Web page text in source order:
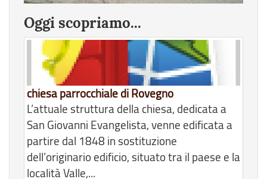
Oggi scopriamo...
chiesa parrocchiale di Rovegno
L’attuale struttura della chiesa, dedicata a
San Giovanni Evangelista, venne edificata a
partire dal 1848 in sostituzione
dell’originario edificio, situato tra il paese e la
località Valle,...